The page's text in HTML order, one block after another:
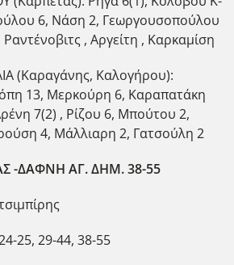
6, Νάση 2, Γεωργουσοπούλου
, Αργείτη , Καρκαμίση
(Καραγάνης, Καλογήρου):
13, Μερκούρη 6, Καραπατάκη
7(2) , Ρίζου 6, Μπούτου 2,
4, Μάλλιαρη 2, Γατσούλη 2
-ΔΑΦΝΗ ΑΓ. ΔΗΜ. 38-55
25, 29-44, 38-55